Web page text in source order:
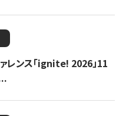
レンス「ignite! 2026」11